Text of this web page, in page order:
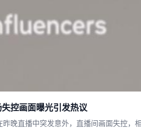
控画面曝光引发热议
晚直播中突发意外，直播间画面失控，